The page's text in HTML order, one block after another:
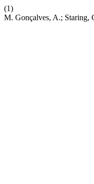
(1)
M. Gonçalves, A.; Staring,